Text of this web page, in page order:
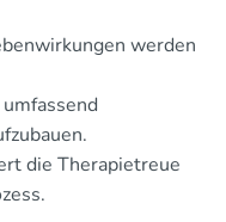
werden
die Therapietreue